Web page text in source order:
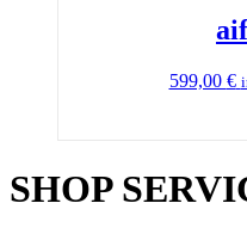
599,00 €
SHOP